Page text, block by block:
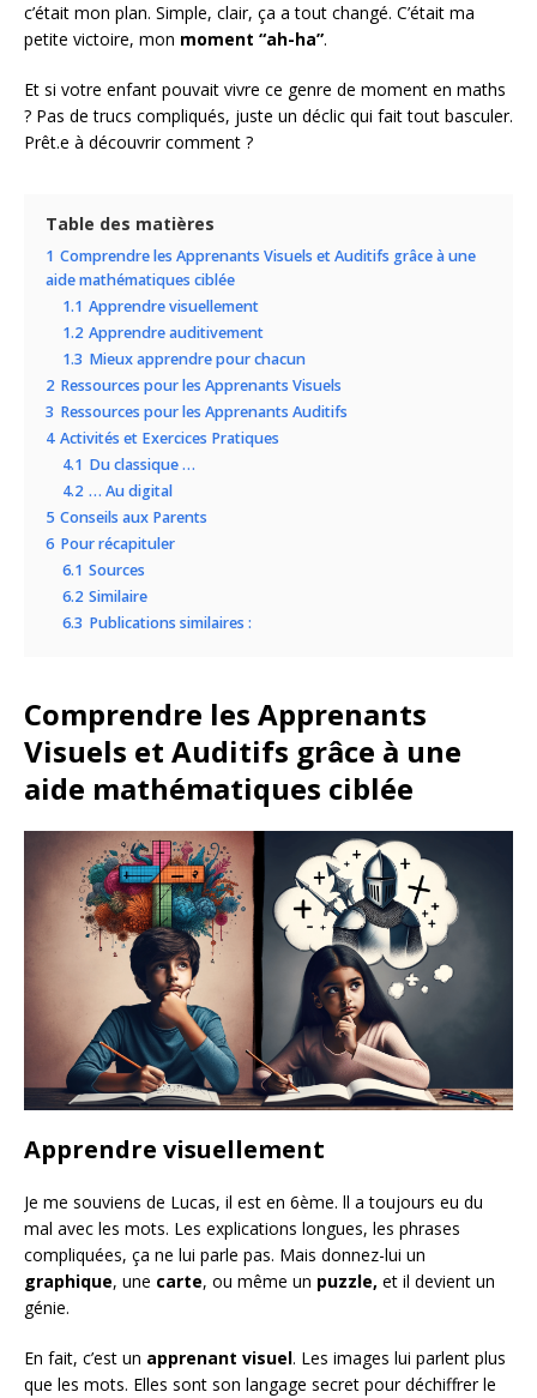
c’était mon plan. Simple, clair, ça a tout changé. C’était ma
petite victoire, mon moment “ah-ha”.
Et si votre enfant pouvait vivre ce genre de moment en maths
? Pas de trucs compliqués, juste un déclic qui fait tout basculer.
Prêt.e à découvrir comment ?
Table des matières
1 Comprendre les Apprenants Visuels et Auditifs grâce à une
aide mathématiques ciblée
1.1 Apprendre visuellement
1.2 Apprendre auditivement
1.3 Mieux apprendre pour chacun
2 Ressources pour les Apprenants Visuels
3 Ressources pour les Apprenants Auditifs
4 Activités et Exercices Pratiques
4.1 Du classique …
4.2 … Au digital
5 Conseils aux Parents
6 Pour récapituler
6.1 Sources
6.2 Similaire
6.3 Publications similaires :
Comprendre les Apprenants
Visuels et Auditifs grâce à une
aide mathématiques ciblée
Apprendre visuellement
Je me souviens de Lucas, il est en 6ème. ll a toujours eu du
mal avec les mots. Les explications longues, les phrases
compliquées, ça ne lui parle pas. Mais donnez-lui un
graphique, une carte, ou même un puzzle, et il devient un
génie.
En fait, c’est un apprenant visuel. Les images lui parlent plus
que les mots. Elles sont son langage secret pour déchiffrer le